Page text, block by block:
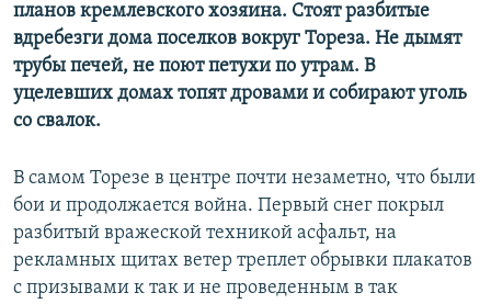
планов кремлевского хозяина. Стоят разбитые
вдребезги дома поселков вокруг Тореза. Не дымят
трубы печей, не поют петухи по утрам. В
уцелевших домах топят дровами и собирают уголь
со свалок.
В самом Торезе в центре почти незаметно, что были
бои и продолжается война. Первый снег покрыл
разбитый вражеской техникой асфальт, на
рекламных щитах ветер треплет обрывки плакатов
с призывами к так и не проведенным в так